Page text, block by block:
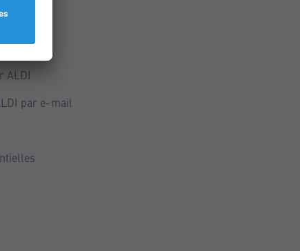
ALDI
par e-mail